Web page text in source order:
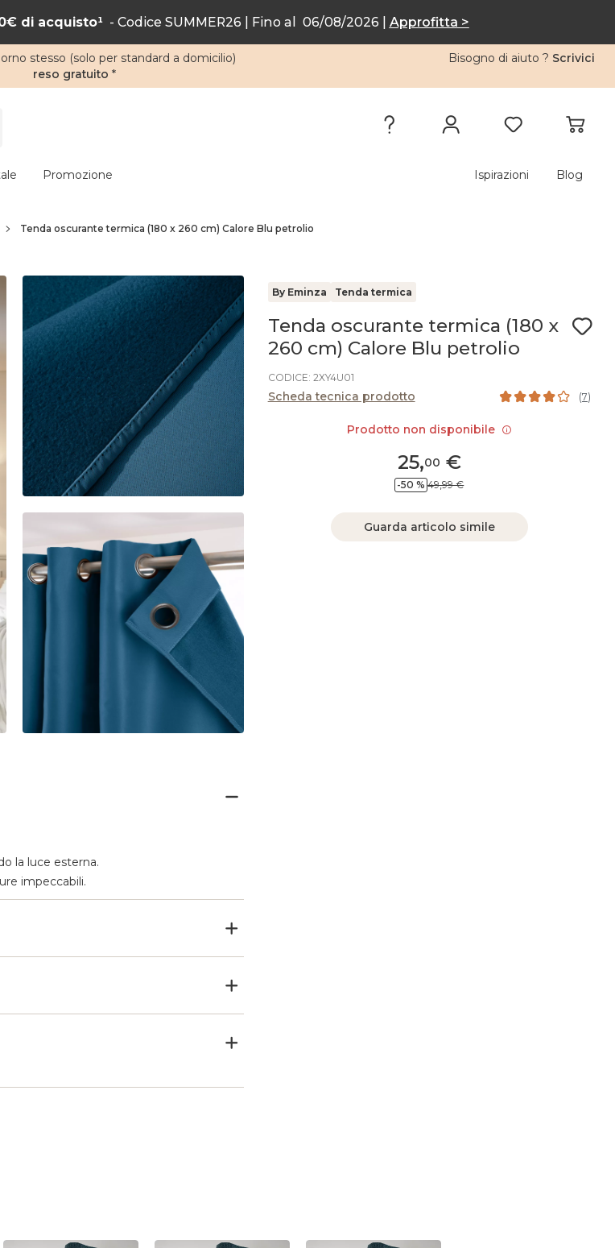
di acquisto¹- Codice SUMMER26 | Fino al 06/08/2026 | Approfitta >
stesso (solo per standard a domicilio)
reso gratuito *
Bisogno di aiuto ? Scrivici
Promozione Ispirazioni Blog
Tenda oscurante termica (180 x 260 cm) Calore Blu petrolio
By Eminza Tenda termica
Tenda oscurante termica (180 x
260 cm) Calore Blu petrolio
CODICE: 2XY4U01
Scheda tecnica prodotto (7)
25,00 €
-50 % 49,99 €
Guarda articolo simile
la luce esterna.
impeccabili.